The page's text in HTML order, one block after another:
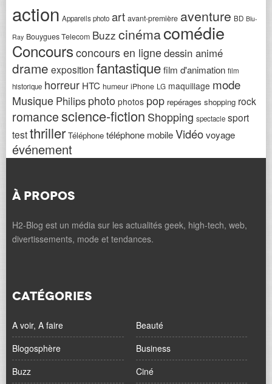
action Appareils photo art avant-première aventure BD Blu-
Ray Bouygues Telecom Buzz cinémacomédie
Concoursconcours en lignedessin animé
drame exposition fantastiquefilm d'animation film
historique horreur HTC humeur iPhone LG maquillage mode
Musique Philips photo photos pop repérages shopping rock
romancescience-fiction Shopping spectacle sport
testthriller Téléphone téléphone mobileVidéovoyage
événement
À PROPOS
H2-Blog est un média sur les actualités geek, high-tech, web,
divertissements, mode et tendances.
CATÉGORIES
A voir, A faire
Beauté
Blogosphère
Business
Buzz
Ciné